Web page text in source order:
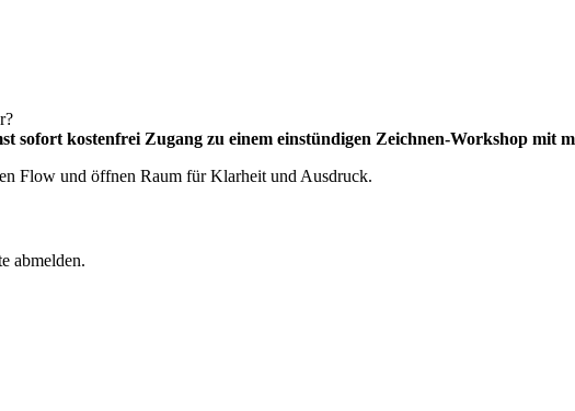
sofort kostenfrei Zugang zu einem einstündigen Zeichnen-Workshop mit
Flow und öffnen Raum für Klarheit und Ausdruck.
abmelden.